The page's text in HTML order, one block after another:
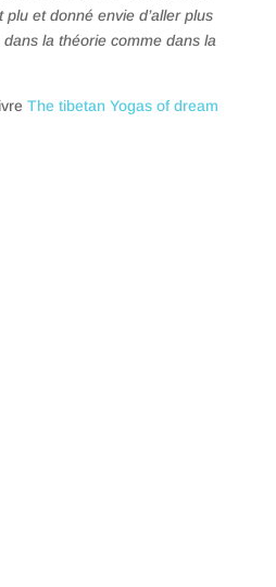
plu et donné envie d’aller plus
la théorie comme dans la
The tibetan Yogas of dream